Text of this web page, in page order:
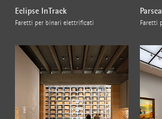
Eclipse InTrack
Faretti per binari elettrificati Faretti